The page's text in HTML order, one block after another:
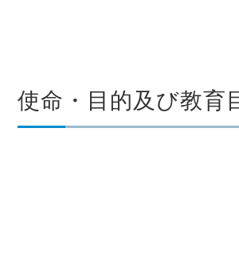
使命・目的及び教育